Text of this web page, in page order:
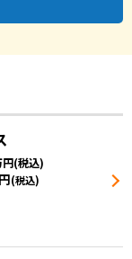
円(税込)
(税込)